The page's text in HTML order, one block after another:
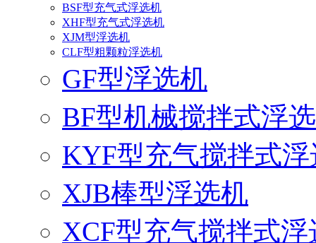
BSF型充气式浮选机
XHF型充气式浮选机
XJM型浮选机
CLF型粗颗粒浮选机
GF型浮选机
BF型机械搅拌式浮
KYF型充气搅拌式
XJB棒型浮选机
XCF型充气搅拌式浮